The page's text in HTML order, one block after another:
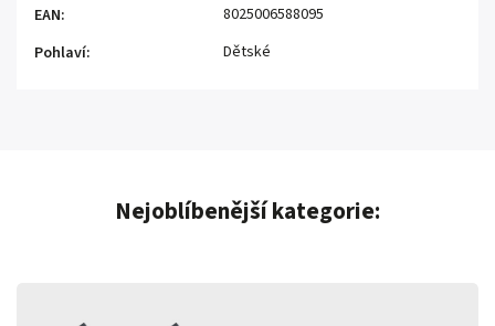
EAN:
8025006588095
Pohlaví: Dětské
Nejoblíbenější kategorie: